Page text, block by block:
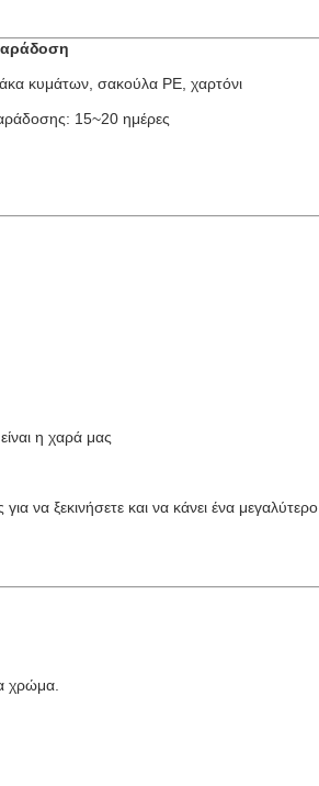
κυμάτων, σακούλα PE, χαρτόνι
15~20 ημέρες
η χαρά μας
να ξεκινήσετε και να κάνει ένα μεγαλύτερο
χρώμα.